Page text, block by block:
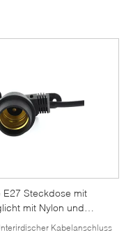
E27 Steckdose mit
mit Nylon und
Kabelanschluss